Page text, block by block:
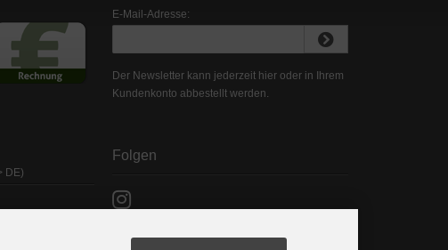
DE)
E-Mail-Adresse:
Der Newsletter kann jederzeit hier oder in Ihrem
Kundenkonto abbestellt werden.
Folgen